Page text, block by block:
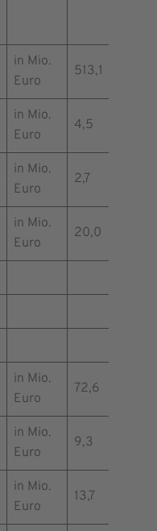
in Mio.
Euro
513,1
in Mio.
Euro
4,5
in Mio.
Euro
2,7
in Mio.
Euro
20,0
in Mio.
Euro
72,6
in Mio.
Euro
9,3
in Mio.
Euro
13,7